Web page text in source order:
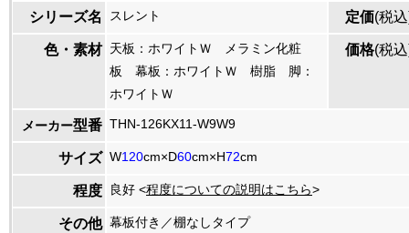
シリーズ名 スレント 定価(税
色・素材 天板：ホワイトＷ メラミン化粧
板 幕板：ホワイトＷ 樹脂 脚：
ホワイトＷ
価格(税
メーカー型番 THN-126KX11-W9W9
サイズ W120cm×D60cm×H72cm
程度 良好 <程度についての説明はこちら>
その他 幕板付き／棚なしタイプ